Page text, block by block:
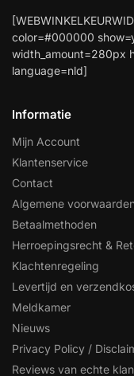
color=#000000
width_amount=280px
language=nld]
Informatie
Mijn Account
Klantenservice
Contact
Algemene
Betaalmethoden
Herroepingsrecht &
Klachtenregeling
Levertijd en
Meldkamer
Nieuws
Privacy Policy /
Reviews van echte